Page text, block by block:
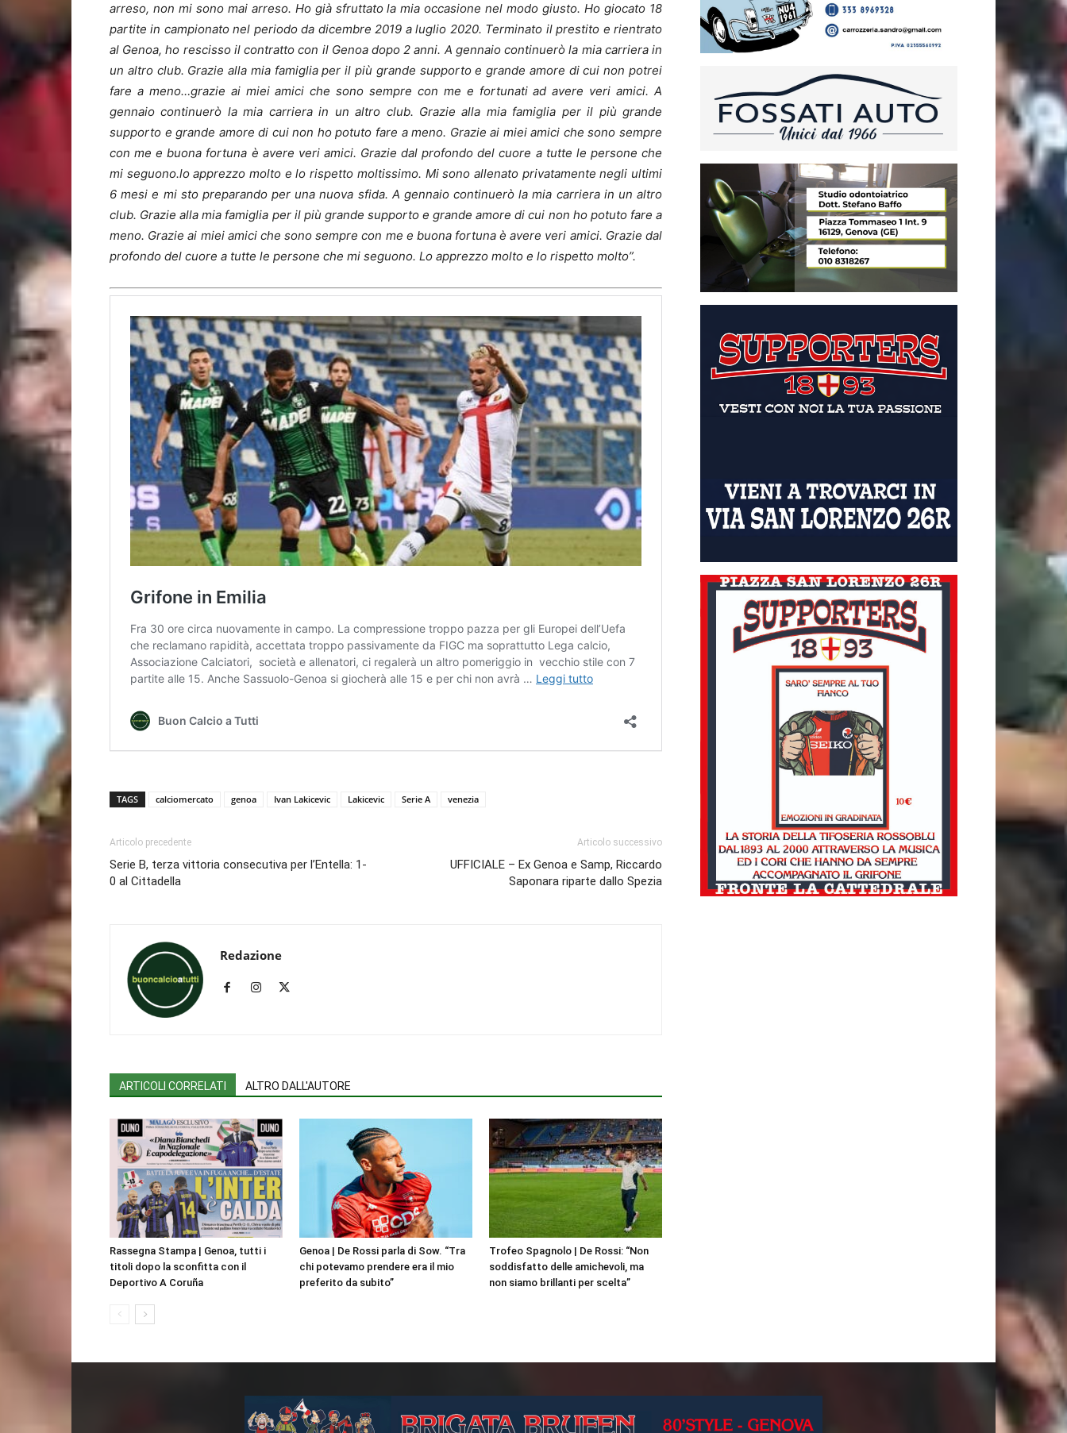
arreso, non mi sono mai arreso. Ho già sfruttato la mia occasione nel modo giusto. Ho giocato 18
partite in campionato nel periodo da dicembre 2019 a luglio 2020. Terminato il prestito e rientrato
al Genoa, ho rescisso il contratto con il Genoa dopo 2 anni. A gennaio continuerò la mia carriera in
un altro club. Grazie alla mia famiglia per il più grande supporto e grande amore di cui non potrei
fare a meno…grazie ai miei amici che sono sempre con me e fortunati ad avere veri amici. A
gennaio continuerò la mia carriera in un altro club. Grazie alla mia famiglia per il più grande
supporto e grande amore di cui non ho potuto fare a meno. Grazie ai miei amici che sono sempre
con me e buona fortuna è avere veri amici. Grazie dal profondo del cuore a tutte le persone che
mi seguono.lo apprezzo molto e lo rispetto moltissimo. Mi sono allenato privatamente negli ultimi
6 mesi e mi sto preparando per una nuova sfida. A gennaio continuerò la mia carriera in un altro
club. Grazie alla mia famiglia per il più grande supporto e grande amore di cui non ho potuto fare a
meno. Grazie ai miei amici che sono sempre con me e buona fortuna è avere veri amici. Grazie dal
profondo del cuore a tutte le persone che mi seguono. Lo apprezzo molto e lo rispetto molto”.
TAGS calciomercato genoa Ivan Lakicevic Lakicevic Serie A venezia
Articolo precedente
Serie B, terza vittoria consecutiva per l’Entella: 1-
0 al Cittadella
Articolo successivo
UFFICIALE – Ex Genoa e Samp, Riccardo
Saponara riparte dallo Spezia
Redazione
ARTICOLI CORRELATI ALTRO DALL'AUTORE
Rassegna Stampa | Genoa, tutti i
titoli dopo la sconfitta con il
Deportivo A Coruña
Genoa | De Rossi parla di Sow. “Tra
chi potevamo prendere era il mio
preferito da subito”
Trofeo Spagnolo | De Rossi: “Non
soddisfatto delle amichevoli, ma
non siamo brillanti per scelta”